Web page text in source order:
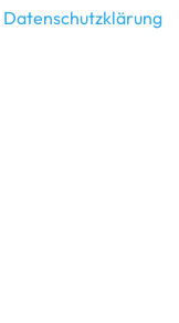
Datenschutzklärung